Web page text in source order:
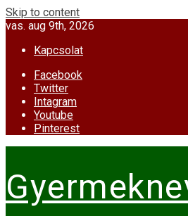
Skip to content
vas. aug 9th, 2026
Kapcsolat
Facebook
Twitter
Intagram
Youtube
Pinterest